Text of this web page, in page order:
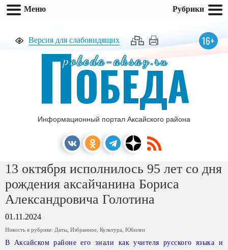
Версия для слабовидящих 16+
pobeda-aksay.ru
ПОБЕДА
Информационный портал Аксайского района
13 октября исполнилось 95 лет со дня
рождения аксайчанина Бориса
Александровича Голотина
01.11.2024
Новость в рубрике: Даты Избранное Культура Юбилеи
В Аксайском районе его знали как учителя русского языка и
Меню Рубрики